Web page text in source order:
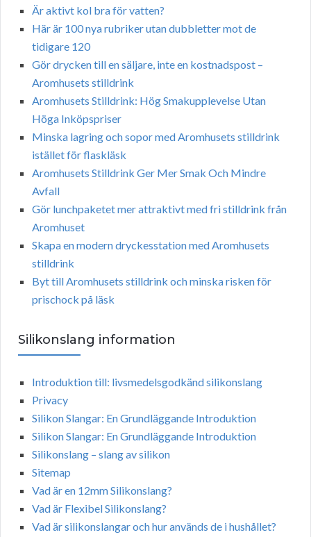
Är aktivt kol bra för vatten?
Här är 100 nya rubriker utan dubbletter mot de
tidigare 120
Gör drycken till en säljare, inte en kostnadspost –
Aromhusets stilldrink
Aromhusets Stilldrink: Hög Smakupplevelse Utan
Höga Inköpspriser
Minska lagring och sopor med Aromhusets stilldrink
istället för flaskläsk
Aromhusets Stilldrink Ger Mer Smak Och Mindre
Avfall
Gör lunchpaketet mer attraktivt med fri stilldrink från
Aromhuset
Skapa en modern dryckesstation med Aromhusets
stilldrink
Byt till Aromhusets stilldrink och minska risken för
prischock på läsk
Silikonslang information
Introduktion till: livsmedelsgodkänd silikonslang
Privacy
Silikon Slangar: En Grundläggande Introduktion
Silikon Slangar: En Grundläggande Introduktion
Silikonslang – slang av silikon
Sitemap
Vad är en 12mm Silikonslang?
Vad är Flexibel Silikonslang?
Vad är silikonslangar och hur används de i hushållet?